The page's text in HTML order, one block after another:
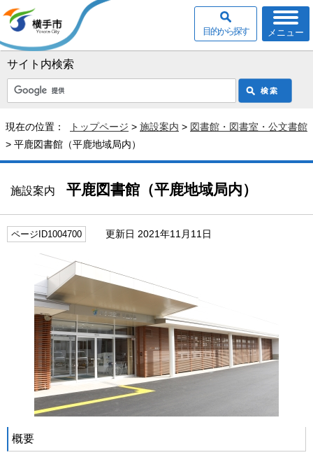
サイト内検索
メニュー
目的から探す
現在の位置： トップページ > 施設案内 > 図書館・図書室・公文書館
> 平鹿図書館（平鹿地域局内）
施設案内 平鹿図書館（平鹿地域局内）
ページID1004700 更新日 2021年11月11日
概要